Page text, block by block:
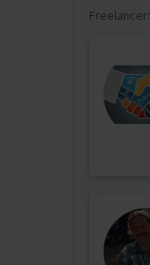
Freelancer: